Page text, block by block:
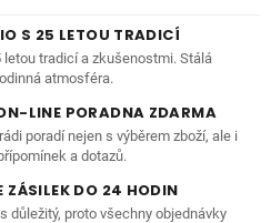
S 25 LETOU TRADICÍ
tradicí a zkušenostmi. Stálá
atmosféra.
LINE PORADNA ZDARMA
poradí nejen s výběrem zboží, ale i
a dotazů.
ZÁSILEK DO 24 HODIN
důležitý, proto všechny objednávky